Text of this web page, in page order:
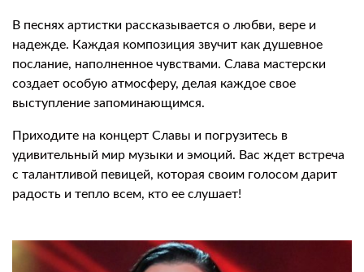
В песнях артистки рассказывается о любви, вере и
надежде. Каждая композиция звучит как душевное
послание, наполненное чувствами. Слава мастерски
создает особую атмосферу, делая каждое свое
выступление запоминающимся.
Приходите на концерт Славы и погрузитесь в
удивительный мир музыки и эмоций. Вас ждет встреча
с талантливой певицей, которая своим голосом дарит
радость и тепло всем, кто ее слушает!